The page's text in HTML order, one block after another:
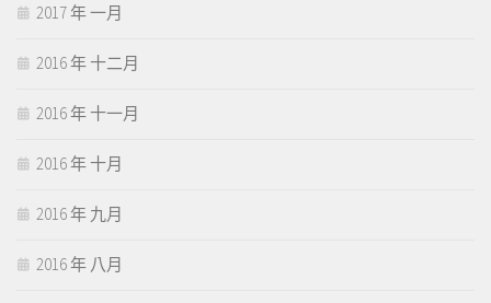
2017 年 一月
2016 年 十二月
2016 年 十一月
2016 年 十月
2016 年 九月
2016 年 八月